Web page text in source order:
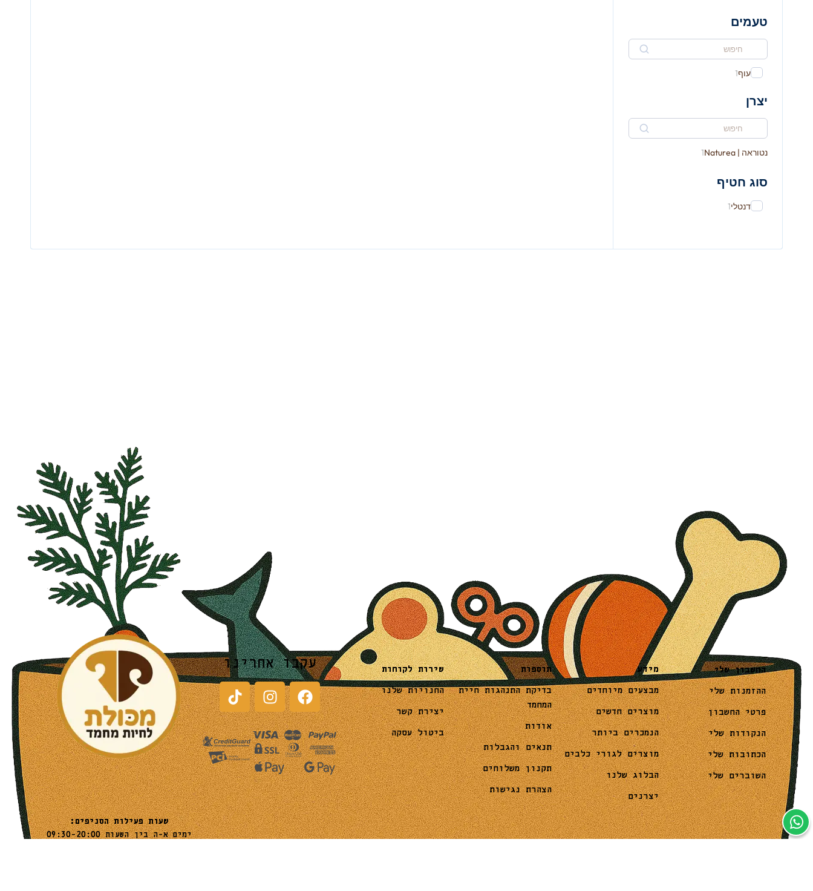
טעמים
עוף1
יצרן
נטוראה | Naturea 1
סוג חטיף
דנטלי1
החשבון שלי
ההזמנות שלי
פרטי החשבון
הנקודות שלי
הכתובות שלי
השוברים שלי
מידע
מבצעים מיוחדים
מוצרים חדשים
הנמכרים ביותר
מוצרים לגורי כלבים
הבלוג שלנו
יצרנים
תוספות
בדיקת התנהגות חיית
המחמד
אודות
תנאים והגבלות
תקנון משלוחים
הצהרת נגישות
שירות לקוחות
החנויות שלנו
יצירת קשר
ביטול עסקה
עקבו אחרינו
שעות פעילות הסניפים:
ימים א-ה בין השעות 09:30-20:00